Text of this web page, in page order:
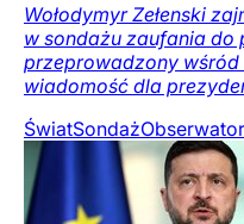
Wołodymyr Zełenski
w sondażu zaufania do
przeprowadzony wśród
wiadomość dla
ŚwiatSondaż